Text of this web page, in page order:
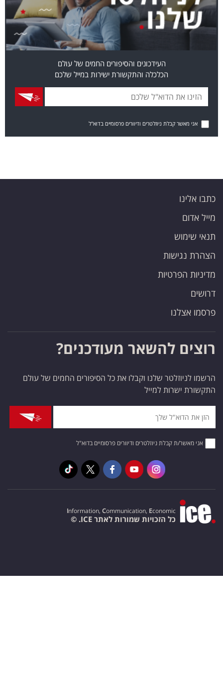
העידכונים והסיפורים החמים של עולם
הכלכלה והתקשורת ישירות במייל שלכם
אני מאשר קבלת ניוזלטרים ודיוורים פרסומיים בדוא"ל
כתבו אלינו
מייל אדום
תנאי שימוש
הצהרת נגישות
מדיניות הפרטיות
דרושים
פרסמו אצלנו
רוצים להשאר מעודכנים?
הרשמו לניוזלטר שלנו וקבלו את כל הסיפורים החמים של עולם
התקשורת ישרות למייל
אני מאשר/ת קבלת ניוזלטרים ודיוורים פרסומיים בדוא"ל
Information, Communication, Economic
כל הזכויות שמורות לאתר ICE. ©